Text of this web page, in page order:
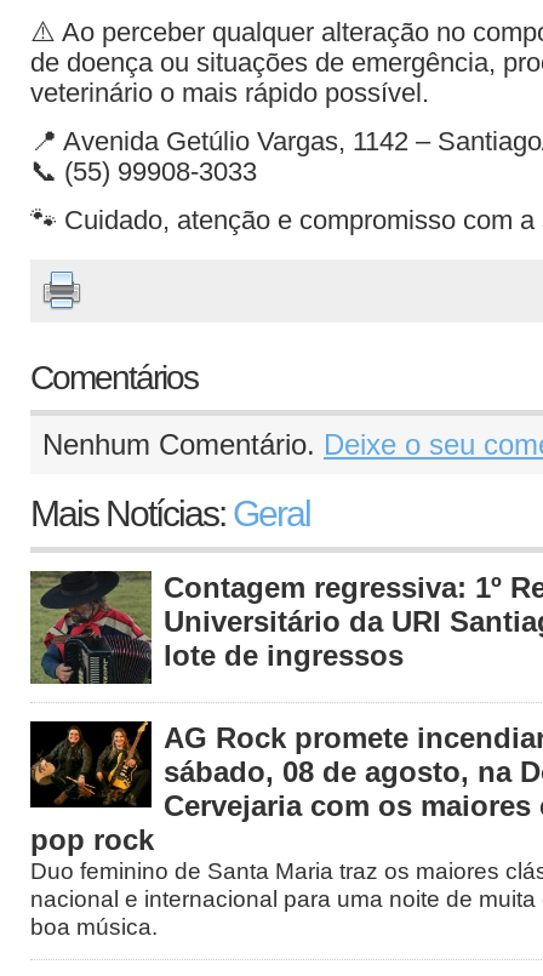
⚠️ Ao perceber qualquer alteração no
de doença ou situações de emergência,
veterinário o mais rápido possível.
📍 Avenida Getúlio Vargas, 1142 –
📞 (55) 99908-3033
🐾 Cuidado, atenção e compromisso com
Comentários
Nenhum Comentário. Deixe o seu
Mais Notícias: Geral
Contagem regressiva: 1º
Universitário da URI
lote de ingressos
AG Rock promete
sábado, 08 de agosto, na
Cervejaria com os
pop rock
Duo feminino de Santa Maria traz os maiores
nacional e internacional para uma noite de
boa música.